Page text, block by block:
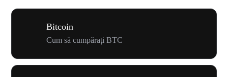
Bitcoin
Cum să cumpărați BTC